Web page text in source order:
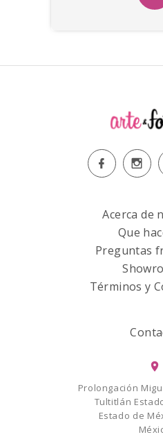
Acerca de
Que
Preguntas
Términos y
Prolongación
Tultitlán
Estado de